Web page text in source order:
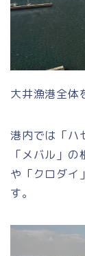
大井漁港全体
港内では「ハ
「メバル」
や「クロダイ
す。